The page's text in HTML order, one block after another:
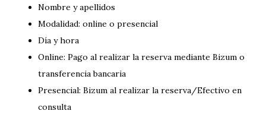
Nombre y apellidos
Modalidad: online o presencial
Día y hora
Online: Pago al realizar la reserva mediante Bizum o
transferencia bancaria
Presencial: Bizum al realizar la reserva/Efectivo en
consulta